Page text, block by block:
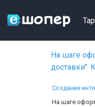
На шаге
доставки".
Создание
На шаге